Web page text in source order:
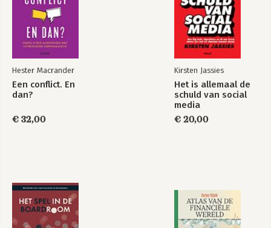
Hester Macrander
Een conflict. En
dan?
€ 32,00
Kirsten Jassies
Het is allemaal de
schuld van social
media
€ 20,00